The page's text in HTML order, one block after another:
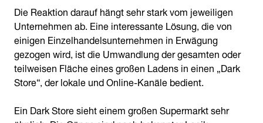
Die Reaktion darauf hängt sehr stark vom jeweiligen
Unternehmen ab. Eine interessante Lösung, die von
einigen Einzelhandelsunternehmen in Erwägung
gezogen wird, ist die Umwandlung der gesamten oder
teilweisen Fläche eines großen Ladens in einen „Dark
Store“, der lokale und Online-Kanäle bedient.
Ein Dark Store sieht einem großen Supermarkt sehr